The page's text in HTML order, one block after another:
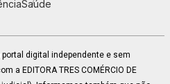
Saúde
portal digital independente e sem
a EDITORA TRES COMÉRCIO DE